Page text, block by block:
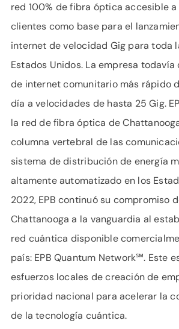
red 100% de fibra óptica accesible
clientes como base para el
internet de velocidad Gig para toda
Estados Unidos. La empresa
de internet comunitario más rápido
día a velocidades de hasta 25 Gig.
la red de fibra óptica de
columna vertebral de las
sistema de distribución de energía
altamente automatizado en los
2022, EPB continuó su compromiso
Chattanooga a la vanguardia al
red cuántica disponible
país: EPB Quantum Network℠. Este
esfuerzos locales de creación de
prioridad nacional para acelerar la
de la tecnología cuántica.